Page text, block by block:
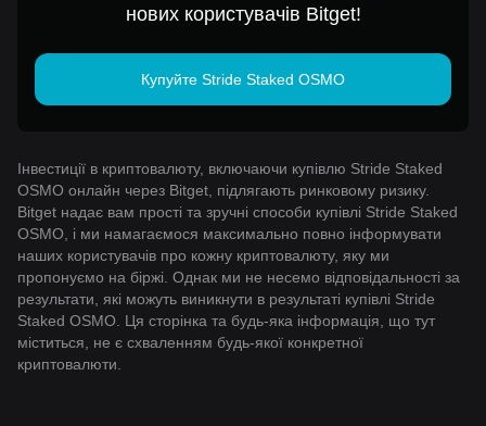
нових користувачів Bitget!
Купуйте Stride Staked OSMO
Інвестиції в криптовалюту, включаючи купівлю Stride Staked
OSMO онлайн через Bitget, підлягають ринковому ризику.
Bitget надає вам прості та зручні способи купівлі Stride Staked
OSMO, і ми намагаємося максимально повно інформувати
наших користувачів про кожну криптовалюту, яку ми
пропонуємо на біржі. Однак ми не несемо відповідальності за
результати, які можуть виникнути в результаті купівлі Stride
Staked OSMO. Ця сторінка та будь-яка інформація, що тут
міститься, не є схваленням будь-якої конкретної
криптовалюти.